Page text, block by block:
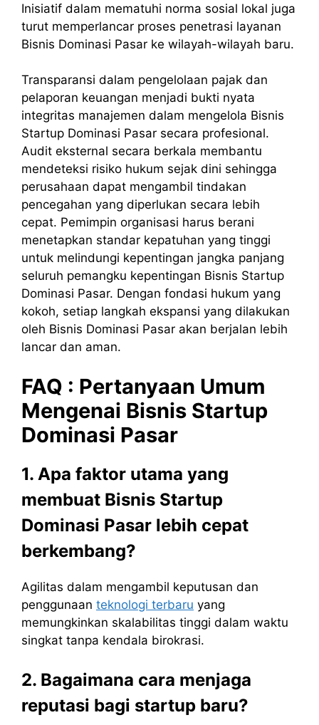
Inisiatif dalam mematuhi norma sosial lokal juga
turut memperlancar proses penetrasi layanan
Bisnis Dominasi Pasar ke wilayah-wilayah baru.
Transparansi dalam pengelolaan pajak dan
pelaporan keuangan menjadi bukti nyata
integritas manajemen dalam mengelola Bisnis
Startup Dominasi Pasar secara profesional.
Audit eksternal secara berkala membantu
mendeteksi risiko hukum sejak dini sehingga
perusahaan dapat mengambil tindakan
pencegahan yang diperlukan secara lebih
cepat. Pemimpin organisasi harus berani
menetapkan standar kepatuhan yang tinggi
untuk melindungi kepentingan jangka panjang
seluruh pemangku kepentingan Bisnis Startup
Dominasi Pasar. Dengan fondasi hukum yang
kokoh, setiap langkah ekspansi yang dilakukan
oleh Bisnis Dominasi Pasar akan berjalan lebih
lancar dan aman.
FAQ : Pertanyaan Umum
Mengenai Bisnis Startup
Dominasi Pasar
1. Apa faktor utama yang
membuat Bisnis Startup
Dominasi Pasar lebih cepat
berkembang?
Agilitas dalam mengambil keputusan dan
penggunaan teknologi terbaru yang
memungkinkan skalabilitas tinggi dalam waktu
singkat tanpa kendala birokrasi.
2. Bagaimana cara menjaga
reputasi bagi startup baru?